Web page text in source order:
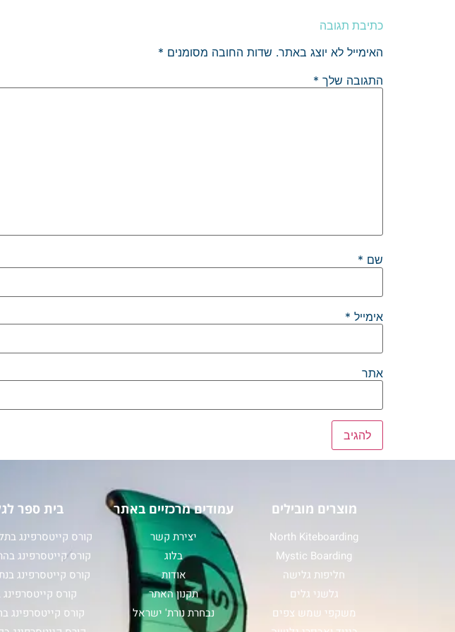
כתיבת תגובה
האימייל לא יוצג באתר. שדות החובה מסומנים *
התגובה שלך *
שם *
אימייל *
אתר
מוצרים מובילים
North Kiteboarding
Mystic Boarding
חליפות גלישה
גלשני גלים
משקפי שמש צפים
עמודים מרכזיים באתר
יצירת קשר
בלוג
אודות
תקנון האתר
נבחרת נורת' ישראל
בית ספר
קורס קייטסרפינג
קורס קייטסרפינג
קורס קייטסרפינג
קורס קייטסרפינג
קורס קייטסרפינג